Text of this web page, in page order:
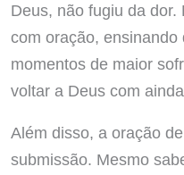
Deus, não fugiu da
com oração,
momentos de maior
voltar a Deus com
Além disso, a oração
submissão. Mesmo